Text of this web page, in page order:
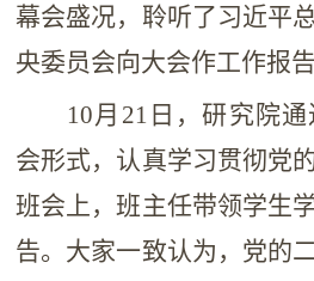
幕会盛况，聆听了习近平
央委员会向大会作工作报告
10月21日，研究院
会形式，认真学习贯彻党
班会上，班主任带领学生
告。大家一致认为，党的